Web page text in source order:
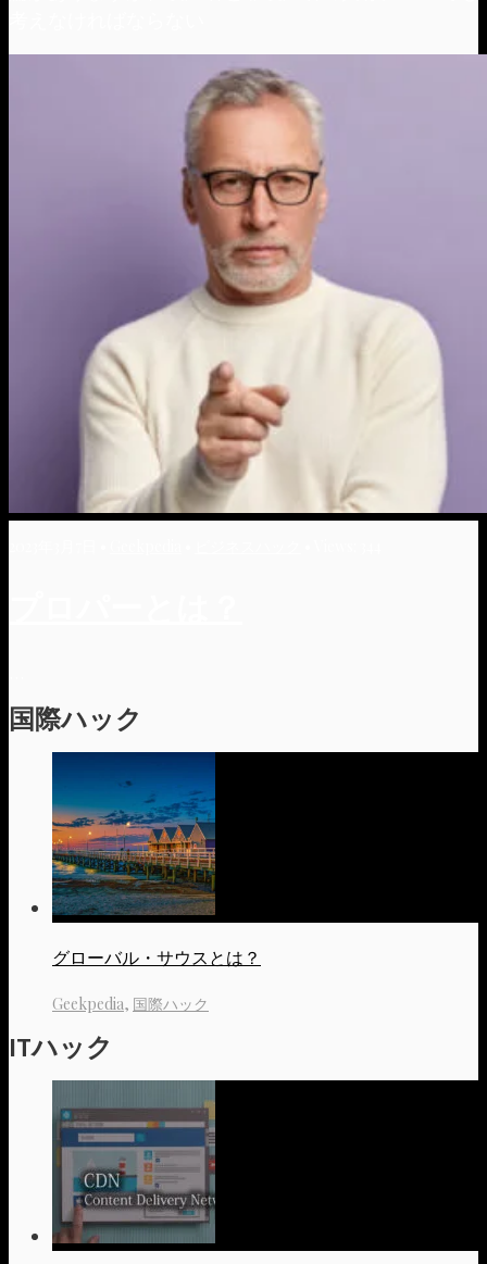
国際ハック
グローバル・サウスとは？
Geekpedia, 国際ハック
ITハック